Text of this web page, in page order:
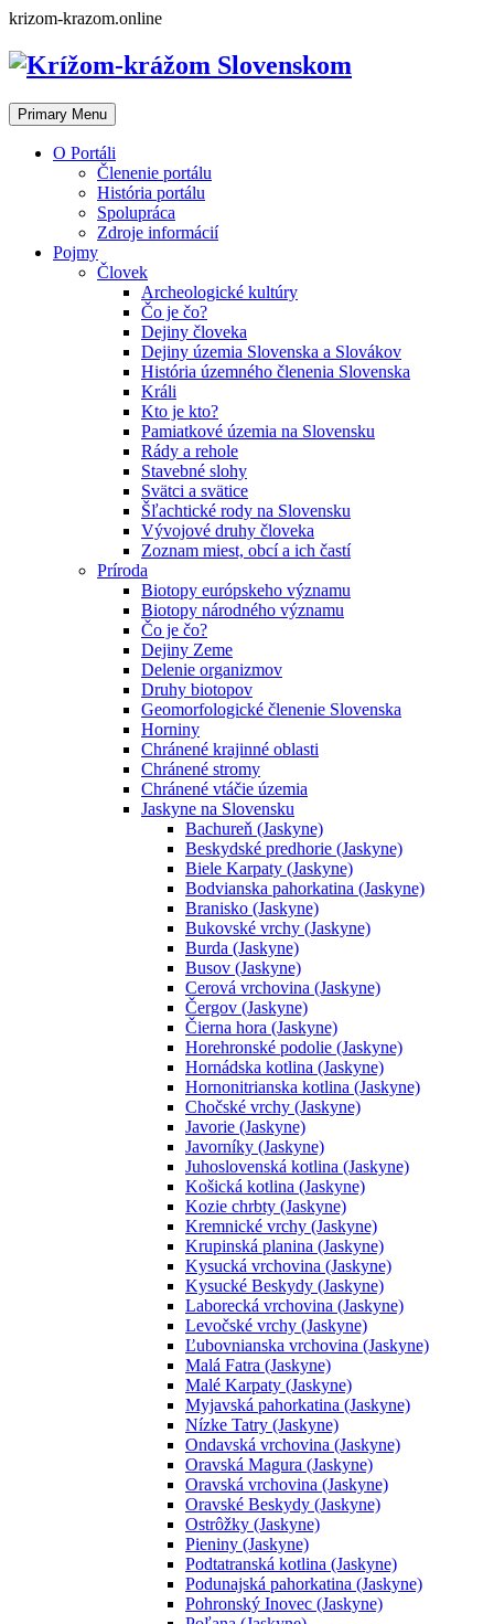
Skip
content
krizom-krazom.online
Primary Menu
O Portáli
Členenie portálu
História portálu
Spolupráca
Zdroje informácií
Pojmy
Človek
Archeologické kultúry
Čo je čo?
Dejiny človeka
Dejiny územia Slovenska a Slovákov
História územného členenia Slovenska
Králi
Kto je kto?
Pamiatkové územia na Slovensku
Rády a rehole
Stavebné slohy
Svätci a svätice
Šľachtické rody na Slovensku
Vývojové druhy človeka
Zoznam miest, obcí a ich častí
Príroda
Biotopy európskeho významu
Biotopy národného významu
Čo je čo?
Dejiny Zeme
Delenie organizmov
Druhy biotopov
Geomorfologické členenie Slovenska
Horniny
Chránené krajinné oblasti
Chránené stromy
Chránené vtáčie územia
Jaskyne na Slovensku
Bachureň (Jaskyne)
Beskydské predhorie (Jaskyne)
Biele Karpaty (Jaskyne)
Bodvianska pahorkatina (Jaskyne)
Branisko (Jaskyne)
Bukovské vrchy (Jaskyne)
Burda (Jaskyne)
Busov (Jaskyne)
Cerová vrchovina (Jaskyne)
Čergov (Jaskyne)
Čierna hora (Jaskyne)
Horehronské podolie (Jaskyne)
Hornádska kotlina (Jaskyne)
Hornonitrianska kotlina (Jaskyne)
Chočské vrchy (Jaskyne)
Javorie (Jaskyne)
Javorníky (Jaskyne)
Juhoslovenská kotlina (Jaskyne)
Košická kotlina (Jaskyne)
Kozie chrbty (Jaskyne)
Kremnické vrchy (Jaskyne)
Krupinská planina (Jaskyne)
Kysucká vrchovina (Jaskyne)
Kysucké Beskydy (Jaskyne)
Laborecká vrchovina (Jaskyne)
Levočské vrchy (Jaskyne)
Ľubovnianska vrchovina (Jaskyne)
Malá Fatra (Jaskyne)
Malé Karpaty (Jaskyne)
Myjavská pahorkatina (Jaskyne)
Nízke Tatry (Jaskyne)
Ondavská vrchovina (Jaskyne)
Oravská Magura (Jaskyne)
Oravská vrchovina (Jaskyne)
Oravské Beskydy (Jaskyne)
Ostrôžky (Jaskyne)
Pieniny (Jaskyne)
Podtatranská kotlina (Jaskyne)
Podunajská pahorkatina (Jaskyne)
Pohronský Inovec (Jaskyne)